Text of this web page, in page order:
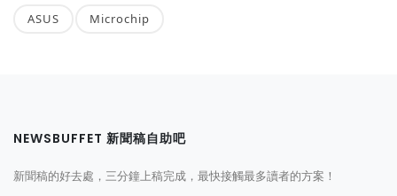
ASUS Microchip
NEWSBUFFET 新聞稿自助吧
新聞稿的好去處，三分鐘上稿完成，最快接觸最多讀者的方案！